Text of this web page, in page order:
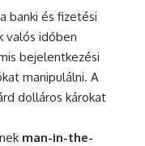
banki és fizetési
valós időben
bejelentkezési
manipulálni. A
dolláros károkat
man-in-the-